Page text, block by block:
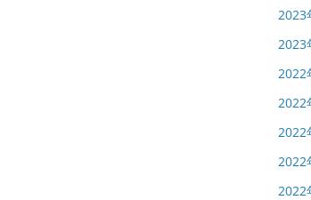
2023
2023
2022
2022
2022
2022
2022